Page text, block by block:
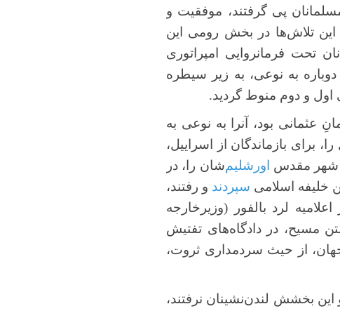
پی گرفتند، موفقیت و
این تلاش‌ها در بخش رومی این
تحت فرمانروایی امپراتوری
به نوعی، به زیر سیطره
اول و دوم منوط گردید.
عثمانی بود، آنرا به نوعی به
برای بازماندگان از اسراییل،
و شهر مقدس اورشلیم‌شان را، در
خلیفه اسلامی سپردند و رفتند،
لرد بالفور (وزیرخارجه
مسیح، در دادگاه‌های تفتیش
جهان، از حیث سردمداری ثروت،
این بخشش لندن‌نشینان نرفتند،